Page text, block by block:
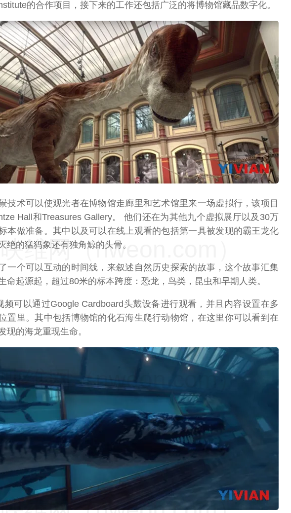
的合作项目，接下来的工作还包括广泛的将博物馆藏品数字化。
技术可以使观光者在博物馆走廊里和艺术馆里来一场虚拟行，该项目
Hall和Treasures Gallery。 他们还在为其他九个虚拟展厅以及30万
本做准备。其中以及可以在线上观看的包括第一具被发现的霸王龙化
绝的猛犸象还有独角鲸的头骨。
一个可以互动的时间线，来叙述自然历史探索的故事，这个故事汇集
命起源起，超过80米的标本跨度：恐龙，鸟类，昆虫和早期人类。
频可以通过Google Cardboard头戴设备进行观看，并且内容设置在多
置里。其中包括博物馆的化石海生爬行动物馆，在这里你可以看到在
现的海龙重现生命。
映维网（nweon.com）
映维网（nweon.com）
映维网（nweon.com）